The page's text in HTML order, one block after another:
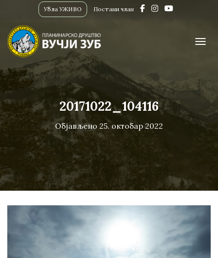
Убла УЖИВО Постани члан
20171022_104116
Објављено 25. октобар 2022